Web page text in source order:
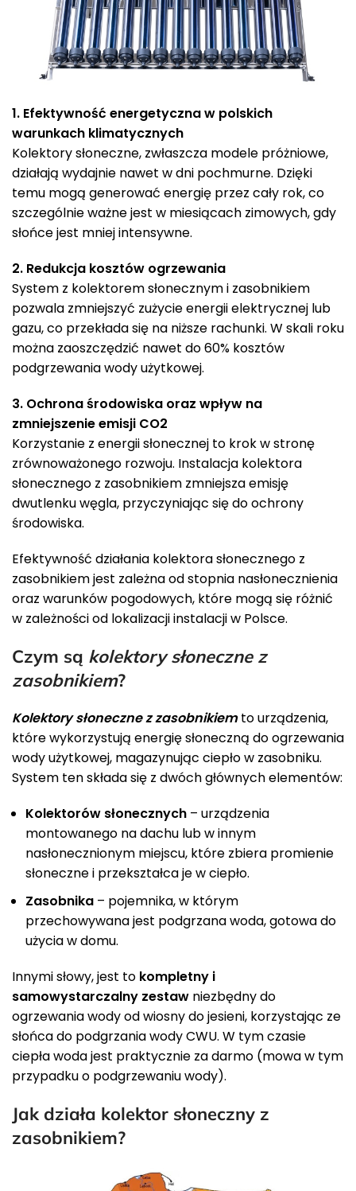
1. Efektywność energetyczna w polskich
warunkach klimatycznych
Kolektory słoneczne, zwłaszcza modele próżniowe,
działają wydajnie nawet w dni pochmurne. Dzięki
temu mogą generować energię przez cały rok, co
szczególnie ważne jest w miesiącach zimowych, gdy
słońce jest mniej intensywne.
2. Redukcja kosztów ogrzewania
System z kolektorem słonecznym i zasobnikiem
pozwala zmniejszyć zużycie energii elektrycznej lub
gazu, co przekłada się na niższe rachunki. W skali roku
można zaoszczędzić nawet do 60% kosztów
podgrzewania wody użytkowej.
3. Ochrona środowiska oraz wpływ na
zmniejszenie emisji CO2
Korzystanie z energii słonecznej to krok w stronę
zrównoważonego rozwoju. Instalacja kolektora
słonecznego z zasobnikiem zmniejsza emisję
dwutlenku węgla, przyczyniając się do ochrony
środowiska.
Efektywność działania kolektora słonecznego z
zasobnikiem jest zależna od stopnia nasłonecznienia
oraz warunków pogodowych, które mogą się różnić
w zależności od lokalizacji instalacji w Polsce.
Czym są kolektory słoneczne z
zasobnikiem?
Kolektory słoneczne z zasobnikiemto urządzenia,
które wykorzystują energię słoneczną do ogrzewania
wody użytkowej, magazynując ciepło w zasobniku.
System ten składa się z dwóch głównych elementów:
Kolektorów słonecznych – urządzenia
montowanego na dachu lub w innym
nasłonecznionym miejscu, które zbiera promienie
słoneczne i przekształca je w ciepło.
Zasobnika – pojemnika, w którym
przechowywana jest podgrzana woda, gotowa do
użycia w domu.
Innymi słowy, jest to kompletny i
samowystarczalny zestaw niezbędny do
ogrzewania wody od wiosny do jesieni, korzystając ze
słońca do podgrzania wody CWU. W tym czasie
ciepła woda jest praktycznie za darmo (mowa w tym
przypadku o podgrzewaniu wody).
Jak działa kolektor słoneczny z
zasobnikiem?